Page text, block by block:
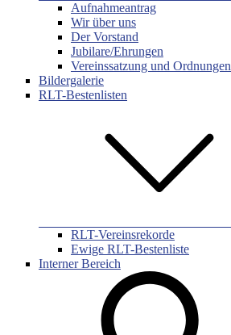
Aufnahmeantrag
Wir über uns
Der Vorstand
Jubilare/Ehrungen
Vereinssatzung und Ordnungen
Bildergalerie
RLT-Bestenlisten
RLT-Vereinsrekorde
Ewige RLT-Bestenliste
Interner Bereich